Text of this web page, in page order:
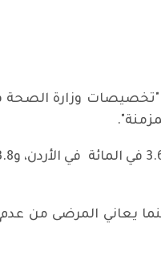
وزارة الصحة
الرئيسة متوفر، بينما يعاني المرضى